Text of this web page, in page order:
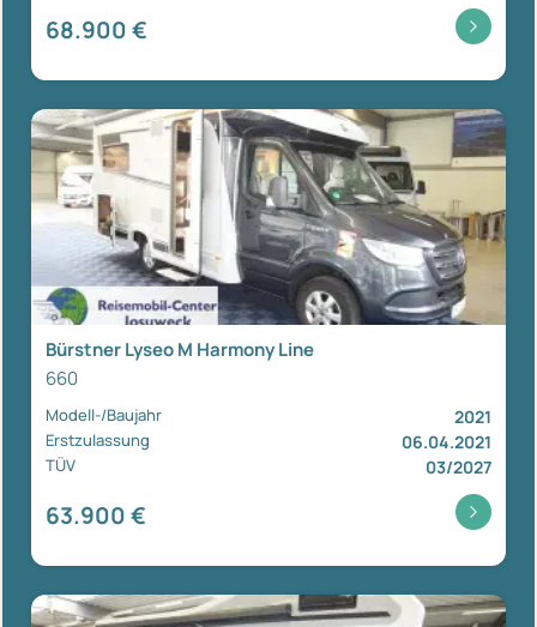
68.900 €
Bürstner Lyseo M Harmony Line
660
Modell-/Baujahr 2021
Erstzulassung 06.04.2021
TÜV 03/2027
63.900 €